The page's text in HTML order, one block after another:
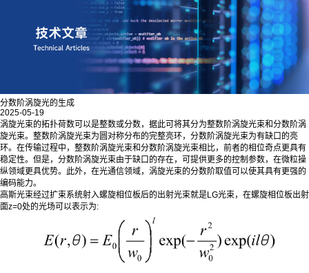
分数阶涡旋光的生成
2025-05-19
涡旋光束的拓扑荷数可以是整数或分数，据此可将其分为整数阶涡旋光束和分数阶涡
旋光束。整数阶涡旋光束为圆对称分布的完整亮环，分数阶涡旋光束为有缺口的亮
环。在传输过程中，整数阶涡旋光束和分数阶涡旋光束相比，前者的相位奇点更具有
稳定性。但是，分数阶涡旋光束由于缺口的存在，可提供更多的控制参数，在微粒操
纵领域更具优势。此外，在光通信领域，涡旋光束的分数阶取值可以使其具有更强的
编码能力。
高斯光束经过扩束系统射入螺旋相位板后的出射光束就是LG光束，在螺旋相位板出射
面z=0处的光场可以表示为: